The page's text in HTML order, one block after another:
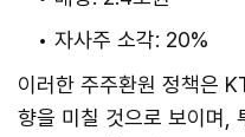
자사주 소각: 20%
이러한 주주환원 정책은
향을 미칠 것으로 보이며,